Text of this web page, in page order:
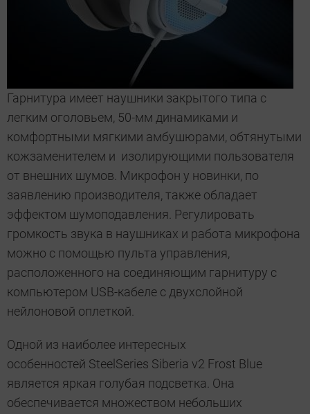
Гарнитура имеет наушники закрытого типа с
легким оголовьем, 50-мм динамиками и
комфортными мягкими амбушюрами, обтянутыми
кожзаменителем и изолирующими пользователя
от внешних шумов. Микрофон у новинки, по
заявлению производителя, также обладает
эффектом шумоподавления. Регулировать
громкость звука в наушниках и работа микрофона
можно с помощью пульта управления,
расположенного на соединяющим гарнитуру с
компьютером USB-кабеле с двухслойной
нейлоновой оплеткой.
Одной из наиболее интересных
особенностей SteelSeries Siberia v2 Frost Blue
является яркая голубая подсветка. Она
обеспечивается множеством небольших